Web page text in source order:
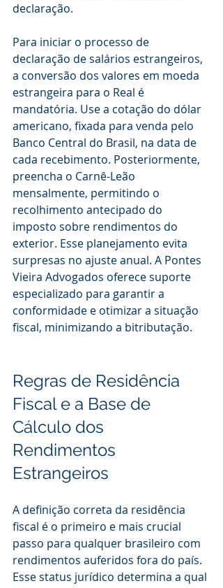
declaração.
Para iniciar o processo de
declaração de salários estrangeiros,
a conversão dos valores em moeda
estrangeira para o Real é
mandatória. Use a cotação do dólar
americano, fixada para venda pelo
Banco Central do Brasil, na data de
cada recebimento. Posteriormente,
preencha o Carnê-Leão
mensalmente, permitindo o
recolhimento antecipado do
imposto sobre rendimentos do
exterior. Esse planejamento evita
surpresas no ajuste anual. A Pontes
Vieira Advogados oferece suporte
especializado para garantir a
conformidade e otimizar a situação
fiscal, minimizando a bitributação.
Regras de Residência
Fiscal e a Base de
Cálculo dos
Rendimentos
Estrangeiros
A definição correta da residência
fiscal é o primeiro e mais crucial
passo para qualquer brasileiro com
rendimentos auferidos fora do país.
Esse status jurídico determina a qual